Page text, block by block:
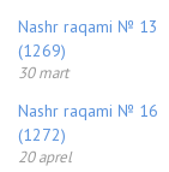
Nashr raqami № 13
(1269)
30 mart
Nashr raqami № 16
(1272)
20 aprel